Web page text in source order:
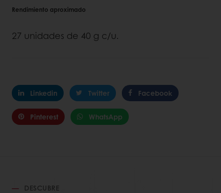
Rendimiento aproximado
27 unidades de 40 g c/u.
Linkedin Twitter Facebook
Pinterest WhatsApp
DESCUBRE